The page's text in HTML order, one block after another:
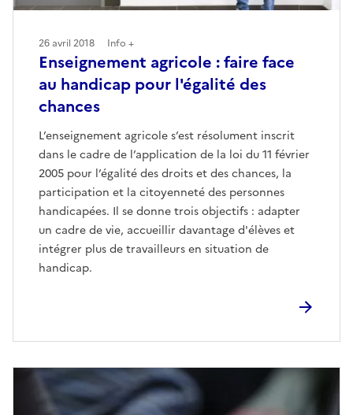
Enseignement agricole : faire face
au handicap pour l'égalité des
chances
L’enseignement agricole s’est résolument inscrit
dans le cadre de l’application de la loi du 11 février
2005 pour l’égalité des droits et des chances, la
participation et la citoyenneté des personnes
handicapées. Il se donne trois objectifs : adapter
un cadre de vie, accueillir davantage d'élèves et
intégrer plus de travailleurs en situation de
handicap.
26 avril 2018 Info +